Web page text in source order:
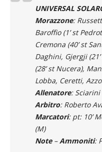
IL TABELLINO
UNIVERSAL
Morazzone:
Baroffio (1’ st
Cremona (40’ st
Daghini, Gjergji
(28’ st Nucera),
Lobba, Ceretti,
Allenatore: Sciarini
Arbitro: Roberto
Marcatori
(M)